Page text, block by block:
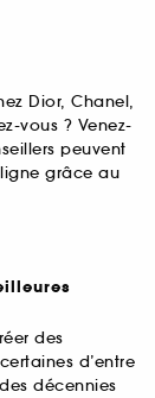
Dior, Chanel,
vous ? Venez-
peuvent
grâce au
des
d’entre
décennies